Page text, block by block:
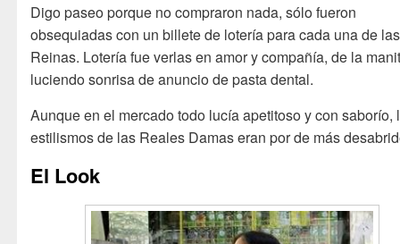
Digo paseo porque no compraron nada, sólo fueron
obsequiadas con un billete de lotería para cada una de las
Reinas. Lotería fue verlas en amor y compañía, de la
luciendo sonrisa de anuncio de pasta dental.
Aunque en el mercado todo lucía apetitoso y con saborío,
estilismos de las Reales Damas eran por de más
El Look